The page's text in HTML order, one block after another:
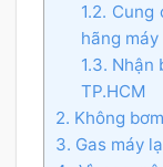
1.2.
hãng máy
1.3. Nhận
TP.HCM
2. Không
3. Gas máy